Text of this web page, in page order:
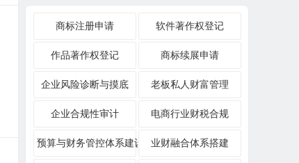
商标注册申请 软件著作权登记
作品著作权登记 商标续展申请
企业风险诊断与摸底 老板私人财富管理
企业合规性审计 电商行业财税合规
预算与财务管控体系建设 业财融合体系搭建